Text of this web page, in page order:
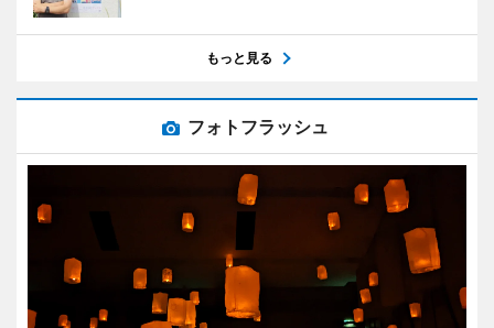
もっと見る
フォトフラッシュ